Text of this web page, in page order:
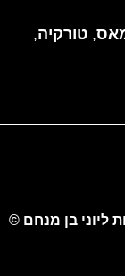
, טורקיה,
ליוני בן מנחם ©